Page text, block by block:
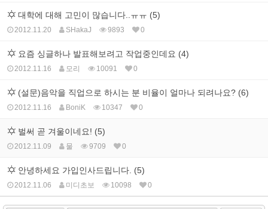
대학에 대해 고민이 많습니다..ㅠㅠ (5)
2012.11.20 SHakaJ 9893 0
요즘 싱글하나 발표해보려고 작업중인데요 (4)
2012.11.16 모리 10091 0
(설문)음악을 직업으로 하시는 분 비율이 얼마나 되려나요? (6)
2012.11.16 BoniK 10347 0
벌써 곧 겨울이네요! (5)
2012.11.09 물 9709 0
안녕하세요 가입인사드립니다. (5)
2012.11.06 미디초보 10098 0